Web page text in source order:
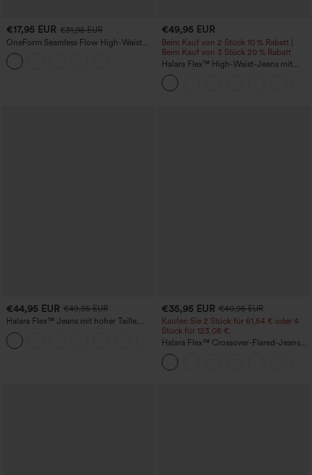
€17,95 EUR €31,95 EUR
OneForm Seamless Flow High-Waist
Yogaleggings – nahtlos, mit hoher
Taille, bauchformend und mit
Hebeeffekt für den Po
€49,95 EUR
Beim Kauf von 2 Stück 10 % Rabatt |
Beim Kauf von 3 Stück 20 % Rabatt
Halara Flex™ High-Waist-Jeans mit
Bauchkontrolle, weitem Bein und
Taschen
€44,95 EUR €49,95 EUR
Halara Flex™ Jeans mit hoher Taille,
Taschen, geradem Bein und Used-Look
+3
€35,95 EUR €40,95 EUR
Kaufen Sie 2 Stück für 61,54 € oder 4
Stück für 123,08 €.
Halara Flex™ Crossover-Flared-Jeans
aus elastischem Strick-Denim mit
hohem Bund und mehreren Taschen